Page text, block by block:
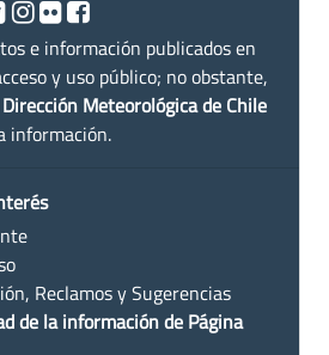
e información publicados en
y uso público; no obstante,
Dirección Meteorológica de Chile
información.
Reclamos y Sugerencias
de la información de Página